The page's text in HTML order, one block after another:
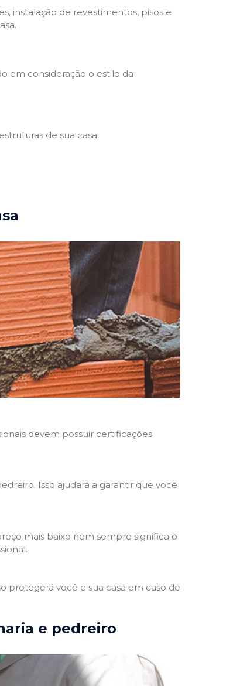
instalação de revestimentos, pisos e
em consideração o estilo da
de sua casa.
devem possuir certificações
Isso ajudará a garantir que você
mais baixo nem sempre significa o
protegerá você e sua casa em caso de
e pedreiro